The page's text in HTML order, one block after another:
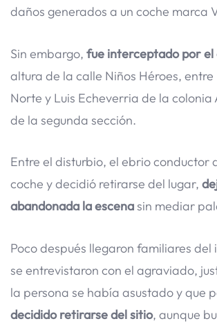
daños generados a un coche marca
Sin embargo, fue interceptado por el
altura de la calle Niños Héroes, entre
Norte y Luis Echeverria de la colonia
de la segunda sección.
Entre el disturbio, el ebrio conductor
coche y decidió retirarse del lugar,
abandonada la escenasin mediar
Poco después llegaron familiares del
se entrevistaron con el agraviado,
la persona se había asustado y que
decidido retirarse del sitio, aunque